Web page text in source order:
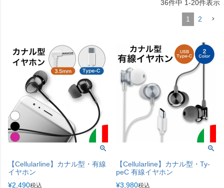
36件中 1-20件表示
1 2
【Cellularline】カナル型・有線
イヤホン
¥2,490税込
【Cellularline】カナル型・Ty-
peC 有線イヤホン
¥3,980税込